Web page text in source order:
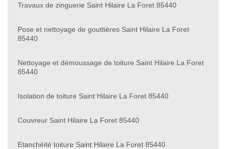
Travaux de zinguerie Saint Hilaire La Foret 85440
Pose et nettoyage de gouttières Saint Hilaire La Foret
85440
Nettoyage et démoussage de toiture Saint Hilaire La Foret
85440
Isolation de toiture Saint Hilaire La Foret 85440
Couvreur Saint Hilaire La Foret 85440
Etanchéité toiture Saint Hilaire La Foret 85440